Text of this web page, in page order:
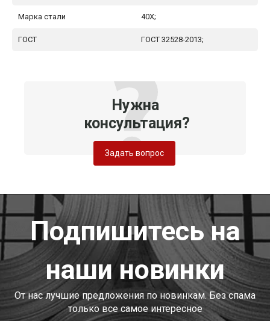
Марка стали 40Х;
ГОСТ ГОСТ 32528-2013;
Нужна
консультация?
Задать вопрос
Подпишитесь на
наши новинки
От нас лучшие предложения по новинкам. Без спама
только все самое интересное